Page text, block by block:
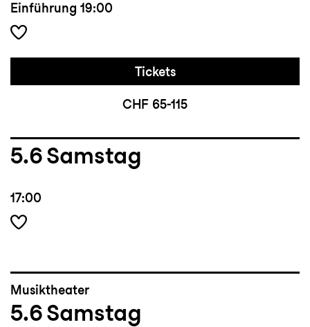
Einführung 19:00
Tickets
CHF 65-115
5.6Samstag
17:00
Musiktheater
5.6Samstag